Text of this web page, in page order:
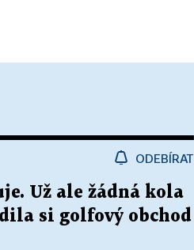
ODEBÍRAT
Už ale žádná kola
si golfový obchod